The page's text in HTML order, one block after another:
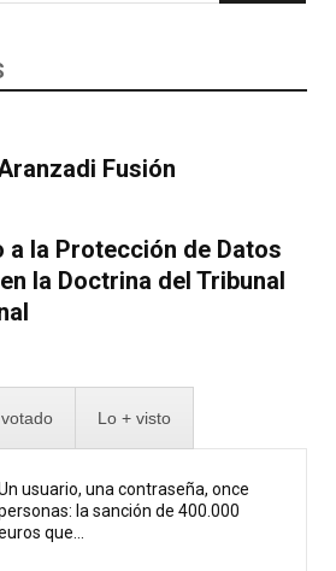
Fusión
a la Protección de Datos
la Doctrina del Tribunal
Lo + visto
usuario, una contraseña, once
la sanción de 400.000
que...